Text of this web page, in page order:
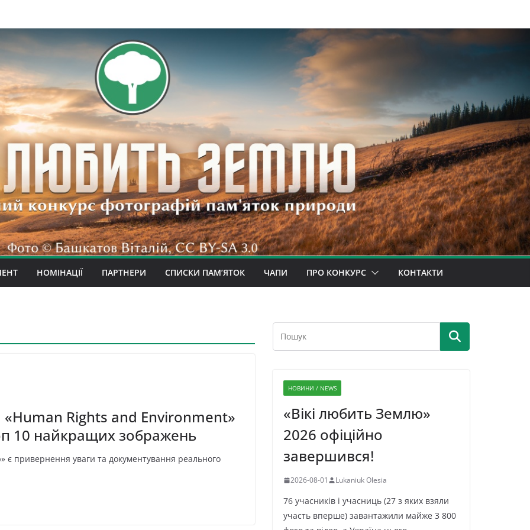
НОМІНАЦІЇ ПАРТНЕРИ СПИСКИ ПАМ’ЯТОК ЧАПИ ПРО КОНКУРС КОНТАКТИ
Rights and Environment»
10 найкращих зображень
є привернення уваги та документування реального
НОВИНИ / NEWS
«Вікі любить Землю»
2026 офіційно
завершився!
2026-08-01 Lukaniuk Olesia
76 учасників і учасниць (27 з яких взяли
участь вперше) завантажили майже 3 800